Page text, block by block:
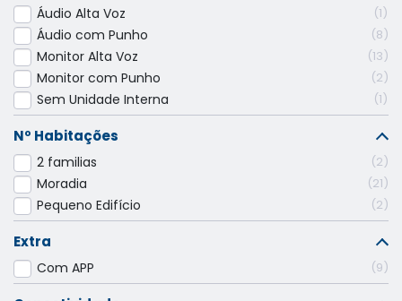
Áudio Alta Voz 1
Áudio com Punho 8
Monitor Alta Voz 13
Monitor com Punho 2
Sem Unidade Interna 1
Nº Habitações
2 familias 2
Moradia 21
Pequeno Edifício 2
Extra
Com APP 9